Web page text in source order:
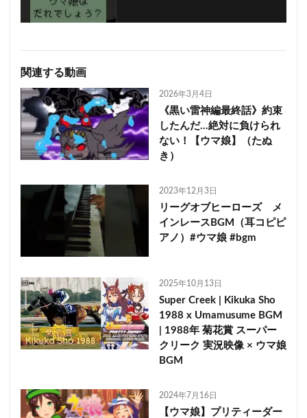
関連する動画
2026年3月4日
《黒い雷神編最終話》約束
したんだ…絶対に負けられ
ない！【ウマ娘】（たぬ
き）
2023年12月3日
リーグオブヒーローズ メ
インレースBGM（耳コピピ
アノ）#ウマ娘 #bgm
2025年10月13日
Super Creek | Kikuka Sho
1988 x Umamusume BGM
| 1988年 菊花賞 スーパー
クリーク 実況映像 × ウマ娘
BGM
2024年7月16日
【ウマ娘】プリティーダー